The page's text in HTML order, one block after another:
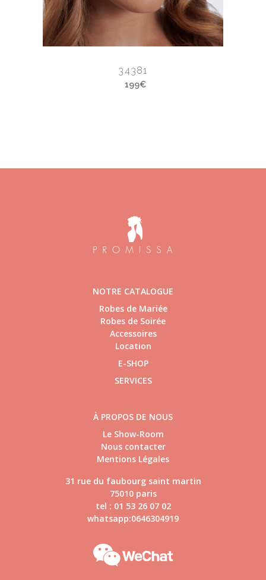
34381
199€
NOTRE CATALOGUE
Robes de Mariée
Robes de Soirée
Accessoires
Location
E-SHOP
SERVICES
À PROPOS DE NOUS
Le Show-Room
Nous contacter
Mentions Légales
31 rue du faubourg saint martin
75010 paris
tel : 01 53 26 07 02
whatsapp:0646304919